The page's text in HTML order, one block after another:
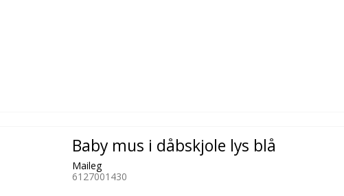
Baby mus i dåbskjole lys blå
Maileg
6127001430